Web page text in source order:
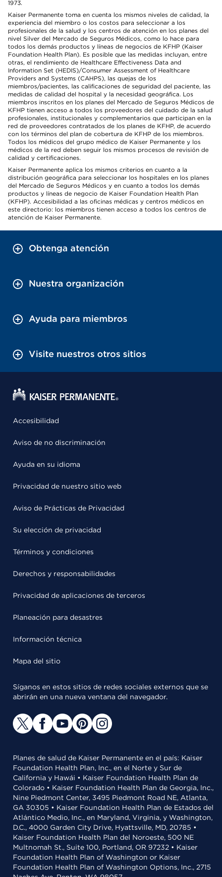
1973.
Kaiser Permanente toma en cuenta los mismos niveles de calidad, la
experiencia del miembro o los costos para seleccionar a los
profesionales de la salud y los centros de atención en los planes del
nivel Silver del Mercado de Seguros Médicos, como lo hace para
todos los demás productos y líneas de negocios de KFHP (Kaiser
Foundation Health Plan). Es posible que las medidas incluyan, entre
otras, el rendimiento de Healthcare Effectiveness Data and
Information Set (HEDIS)/Consumer Assessment of Healthcare
Providers and Systems (CAHPS), las quejas de los
miembros/pacientes, las calificaciones de seguridad del paciente, las
medidas de calidad del hospital y la necesidad geográfica. Los
miembros inscritos en los planes del Mercado de Seguros Médicos de
KFHP tienen acceso a todos los proveedores del cuidado de la salud
profesionales, institucionales y complementarios que participan en la
red de proveedores contratados de los planes de KFHP, de acuerdo
con los términos del plan de cobertura de KFHP de los miembros.
Todos los médicos del grupo médico de Kaiser Permanente y los
médicos de la red deben seguir los mismos procesos de revisión de
calidad y certificaciones.
Kaiser Permanente aplica los mismos criterios en cuanto a la
distribución geográfica para seleccionar los hospitales en los planes
del Mercado de Seguros Médicos y en cuanto a todos los demás
productos y líneas de negocio de Kaiser Foundation Health Plan
(KFHP). Accesibilidad a las oficinas médicas y centros médicos en
este directorio: los miembros tienen acceso a todos los centros de
atención de Kaiser Permanente.
Obtenga atención
Nuestra organización
Ayuda para miembros
Visite nuestros otros sitios
Accesibilidad
Aviso de no discriminación
Ayuda en su idioma
Privacidad de nuestro sitio web
Aviso de Prácticas de Privacidad
Su elección de privacidad
Términos y condiciones
Derechos y responsabilidades
Privacidad de aplicaciones de terceros
Planeación para desastres
Información técnica
Mapa del sitio
Síganos en estos sitios de redes sociales externos que se
abrirán en una nueva ventana del navegador.
Planes de salud de Kaiser Permanente en el país: Kaiser
Foundation Health Plan, Inc., en el Norte y Sur de
California y Hawái • Kaiser Foundation Health Plan de
Colorado • Kaiser Foundation Health Plan de Georgia, Inc.,
Nine Piedmont Center, 3495 Piedmont Road NE, Atlanta,
GA 30305 • Kaiser Foundation Health Plan de Estados del
Atlántico Medio, Inc., en Maryland, Virginia, y Washington,
D.C., 4000 Garden City Drive, Hyattsville, MD, 20785 •
Kaiser Foundation Health Plan del Noroeste, 500 NE
Multnomah St., Suite 100, Portland, OR 97232 • Kaiser
Foundation Health Plan of Washington or Kaiser
Foundation Health Plan of Washington Options, Inc., 2715